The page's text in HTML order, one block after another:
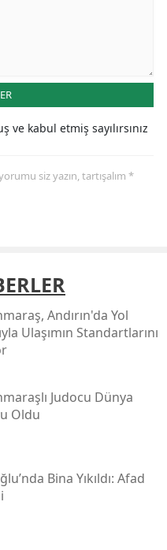
ve kabul etmiş sayılırsınız
siz yazın, tartışalım *
Andırın'da Yol
Ulaşımın Standartlarını
Judocu Dünya
Oldu
Bina Yıkıldı: Afad